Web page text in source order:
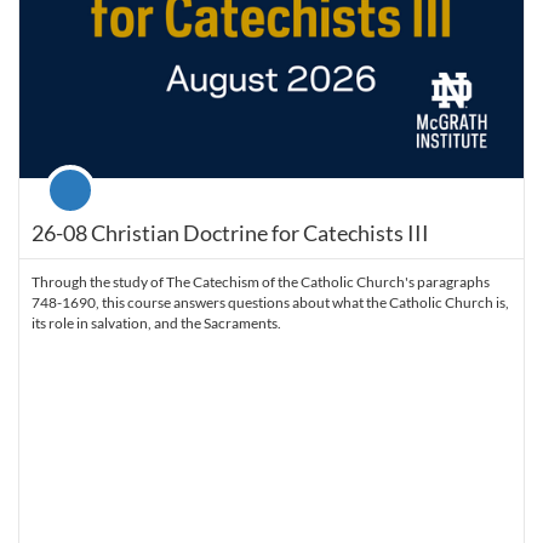
26-08 Christian Doctrine for Catechists III
Course
Through the study of The Catechism of the Catholic Church's paragraphs
748-1690, this course answers questions about what the Catholic Church is,
its role in salvation, and the Sacraments.